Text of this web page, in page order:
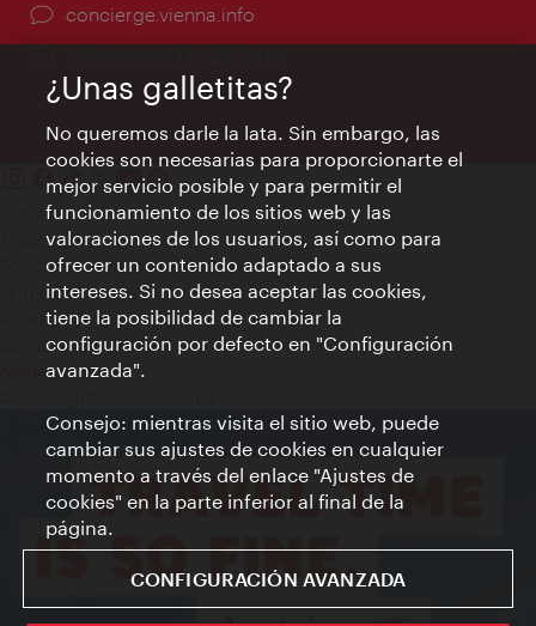
concierge.vienna.info
Contacto
Aviso legal
Política de privacidad de datos
Terms of Use
Accesibilidad
Contacto para la prensa
Ajustes de cookie
¿Unas galletitas?
No queremos darle la lata. Sin embargo, las
cookies son necesarias para proporcionarte el
mejor servicio posible y para permitir el
funcionamiento de los sitios web y las
valoraciones de los usuarios, así como para
ofrecer un contenido adaptado a sus
intereses. Si no desea aceptar las cookies,
tiene la posibilidad de cambiar la
configuración por defecto en "Configuración
avanzada".
Consejo: mientras visita el sitio web, puede
cambiar sus ajustes de cookies en cualquier
momento a través del enlace "Ajustes de
cookies" en la parte inferior al final de la
página.
CONFIGURACIÓN AVANZADA